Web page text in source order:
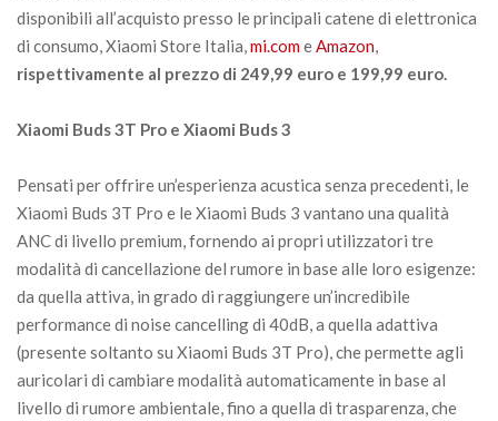
disponibili all’acquisto presso le principali catene di elettronica
di consumo, Xiaomi Store Italia,mi.comeAmazon,
rispettivamente al prezzo di 249,99 euro e 199,99 euro.
Xiaomi Buds 3T Pro e Xiaomi Buds 3
Pensati per offrire un’esperienza acustica senza precedenti, le
Xiaomi Buds 3T Pro e le Xiaomi Buds 3 vantano una qualità
ANC di livello premium, fornendo ai propri utilizzatori tre
modalità di cancellazione del rumore in base alle loro esigenze:
da quella attiva, in grado di raggiungere un’incredibile
performance di noise cancelling di 40dB, a quella adattiva
(presente soltanto su Xiaomi Buds 3T Pro), che permette agli
auricolari di cambiare modalità automaticamente in base al
livello di rumore ambientale, fino a quella di trasparenza, che